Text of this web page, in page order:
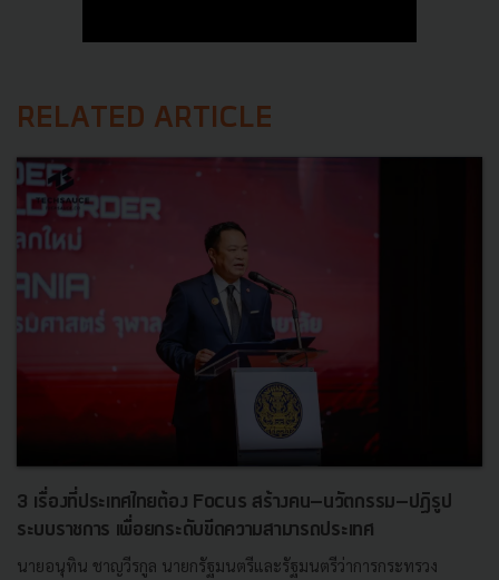
RELATED ARTICLE
3 เรื่องที่ประเทศไทยต้อง Focus สร้างคน–นวัตกรรม–ปฏิรูป
ระบบราชการ เพื่อยกระดับขีดความสามารถประเทศ
นายอนุทิน ชาญวีรกูล นายกรัฐมนตรีและรัฐมนตรีว่าการกระทรวง